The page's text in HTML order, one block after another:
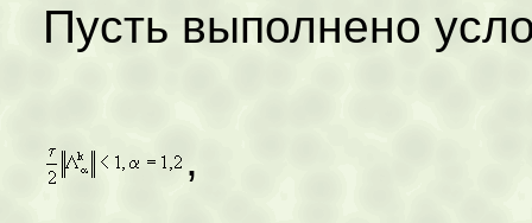
Пусть выполнено
,